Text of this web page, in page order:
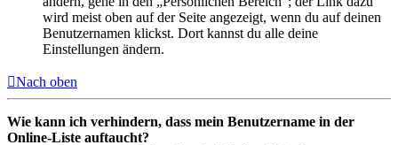
wird meist oben auf der Seite angezeigt, wenn du auf deinen
Benutzernamen klickst. Dort kannst du alle deine
Einstellungen ändern.
Nach oben
Wie kann ich verhindern, dass mein Benutzername in der
Online-Liste auftaucht?